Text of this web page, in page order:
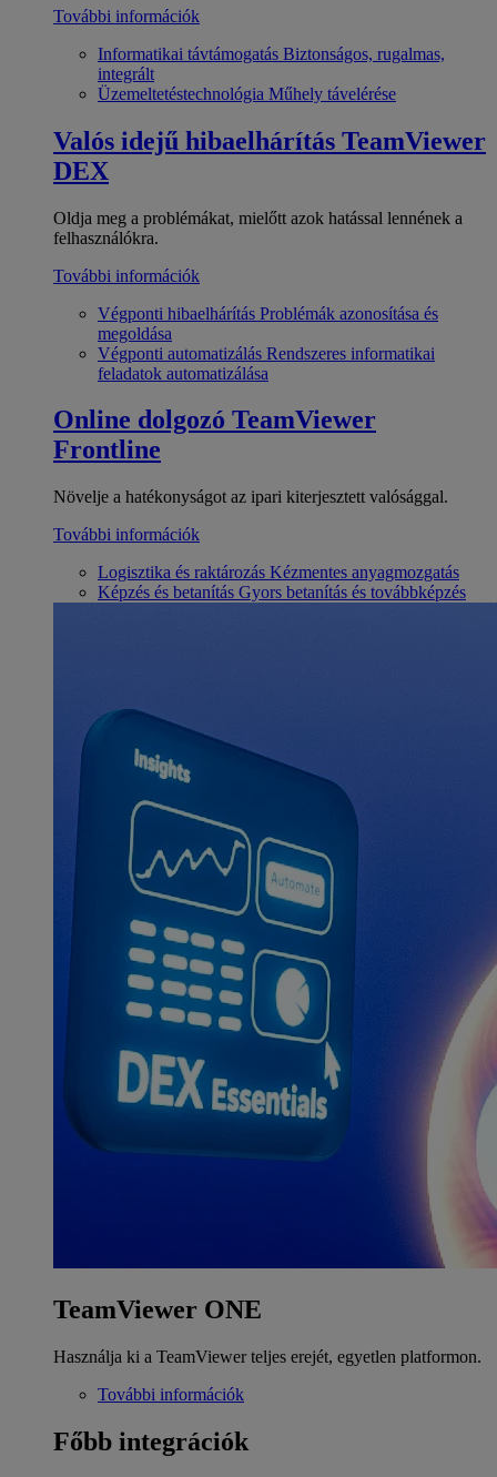
További információk
Informatikai távtámogatás Biztonságos, rugalmas,
integrált
Üzemeltetéstechnológia Műhely távelérése
Valós idejű hibaelhárítás TeamViewer
DEX
Oldja meg a problémákat, mielőtt azok hatással lennének a
felhasználókra.
További információk
Végponti hibaelhárítás Problémák azonosítása és
megoldása
Végponti automatizálás Rendszeres informatikai
feladatok automatizálása
Online dolgozó TeamViewer
Frontline
Növelje a hatékonyságot az ipari kiterjesztett valósággal.
További információk
Logisztika és raktározás Kézmentes anyagmozgatás
Képzés és betanítás Gyors betanítás és továbbképzés
TeamViewer ONE
Használja ki a TeamViewer teljes erejét, egyetlen platformon.
További információk
Főbb integrációk